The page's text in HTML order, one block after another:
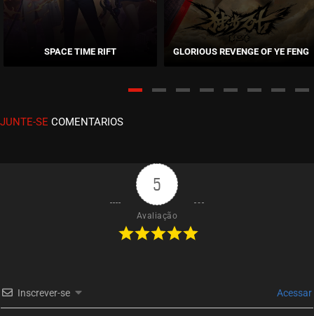
EPISÓDIO 541-542
ASSISTIDO
EPISÓDIO 537-538
outubro 17, 2025
EPISÓDIO 535-536
EPISÓDIO 533-534
SPACE TIME RIFT GLORIOUS REVENGE OF YE FENG
JUNTE-SE COMENTARIOS
5
Avaliação
Inscrever-se Acessar